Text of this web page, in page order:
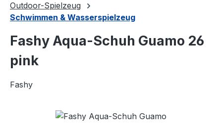
Outdoor-Spielzeug
Schwimmen & Wasserspielzeug
Fashy Aqua-Schuh Guamo 26
pink
Fashy
Bildergalerie überspringen